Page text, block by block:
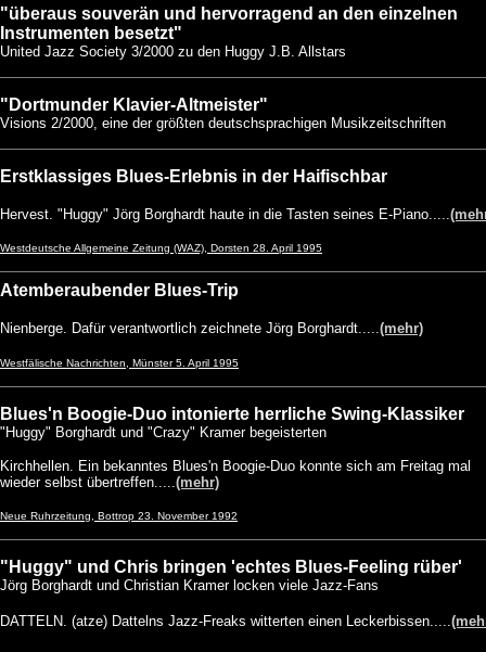
"überaus souverän und hervorragend an den einzelnen
Instrumenten besetzt"
United Jazz Society 3/2000 zu den Huggy J.B. Allstars
"Dortmunder Klavier-Altmeister"
Visions 2/2000, eine der größten deutschsprachigen Musikzeitschriften
Erstklassiges Blues-Erlebnis in der Haifischbar
Hervest. "Huggy" Jörg Borghardt haute in die Tasten seines E-Piano.....
Westdeutsche Allgemeine Zeitung (WAZ), Dorsten 28. April 1995
Atemberaubender Blues-Trip
Nienberge. Dafür verantwortlich zeichnete Jörg Borghardt.....(mehr)
Westfälische Nachrichten, Münster 5. April 1995
Blues'n Boogie-Duo intonierte herrliche Swing-Klassiker
"Huggy" Borghardt und "Crazy" Kramer begeisterten
Kirchhellen. Ein bekanntes Blues'n Boogie-Duo konnte sich am Freitag mal
wieder selbst übertreffen.....(mehr)
Neue Ruhrzeitung, Bottrop 23. November 1992
"Huggy" und Chris bringen 'echtes Blues-Feeling rüber'
Jörg Borghardt und Christian Kramer locken viele Jazz-Fans
DATTELN. (atze) Dattelns Jazz-Freaks witterten einen Leckerbissen.....